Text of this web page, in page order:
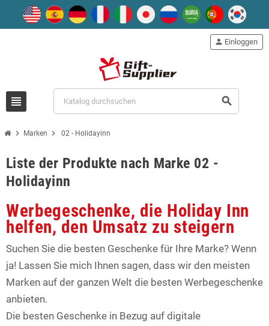
view_headline search
person Einloggen
chevron_right Marken chevron_right 02 - Holidayinn
Liste der Produkte nach Marke 02 -
Holidayinn
Werbegeschenke, die Holiday Inn
helfen, den Umsatz zu steigern
Suchen Sie die besten Geschenke für Ihre Marke? Wenn
ja! Lassen Sie mich Ihnen sagen, dass wir den meisten
Marken auf der ganzen Welt die besten Werbegeschenke
anbieten.
Die besten Geschenke in Bezug auf digitale